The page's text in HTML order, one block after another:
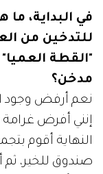
في البداية،
للتدخين من
"القطة
مدخن؟
نعم أرفض وجود
إنني أفرض
النهاية أقوم
صندوق للخير،